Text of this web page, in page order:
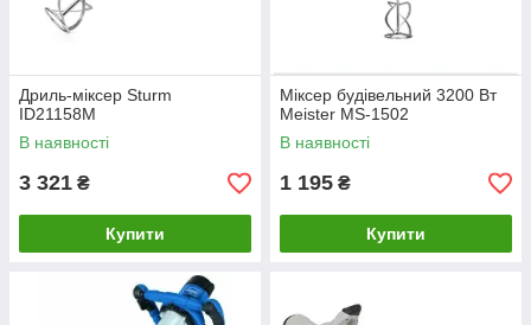
Дриль-міксер Sturm
ID21158M
В наявності
3 321 ₴
Купити
Міксер будівельний 3200 Вт
Meister MS-1502
В наявності
1 195 ₴
Купити